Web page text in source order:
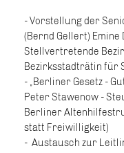
- Vorstellung der
(Bernd Gellert)
Stellvertretende
Bezirksstadträtin für
- „Berliner Gesetz -
Peter Stawenow -
Berliner
statt Freiwilligkeit)
- Austausch zur